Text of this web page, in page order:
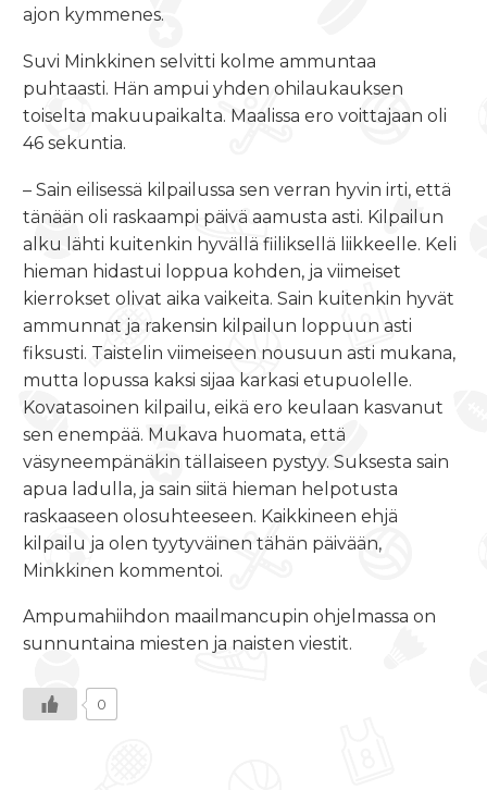
ajon kymmenes.
Suvi Minkkinen selvitti kolme ammuntaa
puhtaasti. Hän ampui yhden ohilaukauksen
toiselta makuupaikalta. Maalissa ero voittajaan oli
46 sekuntia.
– Sain eilisessä kilpailussa sen verran hyvin irti, että
tänään oli raskaampi päivä aamusta asti. Kilpailun
alku lähti kuitenkin hyvällä fiiliksellä liikkeelle. Keli
hieman hidastui loppua kohden, ja viimeiset
kierrokset olivat aika vaikeita. Sain kuitenkin hyvät
ammunnat ja rakensin kilpailun loppuun asti
fiksusti. Taistelin viimeiseen nousuun asti mukana,
mutta lopussa kaksi sijaa karkasi etupuolelle.
Kovatasoinen kilpailu, eikä ero keulaan kasvanut
sen enempää. Mukava huomata, että
väsyneempänäkin tällaiseen pystyy. Suksesta sain
apua ladulla, ja sain siitä hieman helpotusta
raskaaseen olosuhteeseen. Kaikkineen ehjä
kilpailu ja olen tyytyväinen tähän päivään,
Minkkinen kommentoi.
Ampumahiihdon maailmancupin ohjelmassa on
sunnuntaina miesten ja naisten viestit.
0